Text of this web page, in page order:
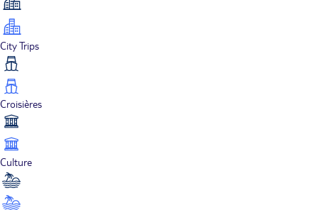
City Trips
Croisières
Culture